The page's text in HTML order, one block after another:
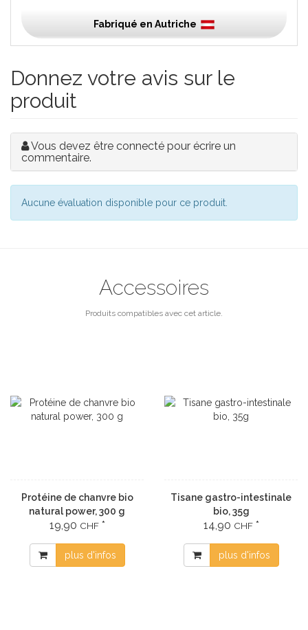
Fabriqué en Autriche
Donnez votre avis sur le
produit
Vous devez être connecté pour écrire un
commentaire.
Aucune évaluation disponible pour ce produit.
Accessoires
Produits compatibles avec cet article.
Protéine de chanvre bio
natural power, 300 g
19,90 CHF*
plus d'infos
Tisane gastro-intestinale
bio, 35g
14,90 CHF*
plus d'infos